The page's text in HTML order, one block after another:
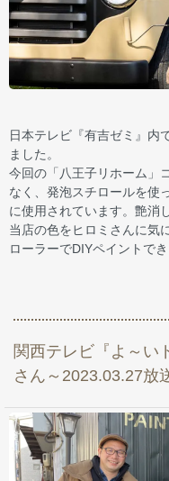
日本テレビ『有吉ゼミ』内
ました。
今回の「八王子リホーム」
なく、発泡スチロールを使
に使用されています。艶消
当店の色をヒロミさんに気
ローラーでDIYペイントで
関西テレビ『よ～い
さん～2023.03.27放